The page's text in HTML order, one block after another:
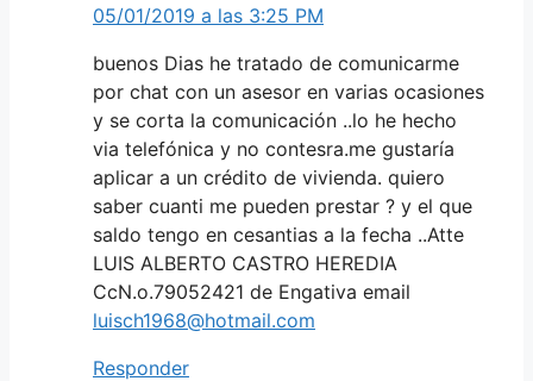
05/01/2019 a las 3:25 PM
buenos Dias he tratado de comunicarme
por chat con un asesor en varias ocasiones
y se corta la comunicación ..lo he hecho
via telefónica y no contesra.me gustaría
aplicar a un crédito de vivienda. quiero
saber cuanti me pueden prestar ? y el que
saldo tengo en cesantias a la fecha ..Atte
LUIS ALBERTO CASTRO HEREDIA
CcN.o.79052421 de Engativa email
luisch1968@hotmail.com
Responder